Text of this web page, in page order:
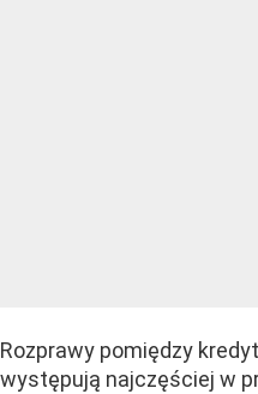
Rozprawy pomiędzy
występują najczęściej w